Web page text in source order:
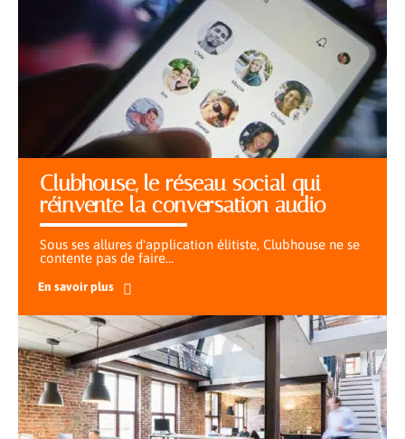
Clubhouse, le réseau social qui
réinvente la conversation audio
Sous ses allures d'application élitiste, Clubhouse ne se
contente pas de faire…
En savoir plus